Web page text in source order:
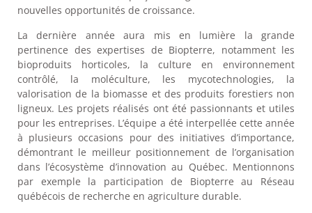
nouvelles opportunités de croissance.
La dernière année aura mis en lumière la grande
pertinence des expertises de Biopterre, notamment les
bioproduits horticoles, la culture en environnement
contrôlé, la moléculture, les mycotechnologies, la
valorisation de la biomasse et des produits forestiers non
ligneux. Les projets réalisés ont été passionnants et utiles
pour les entreprises. L’équipe a été interpellée cette année
à plusieurs occasions pour des initiatives d’importance,
démontrant le meilleur positionnement de l’organisation
dans l’écosystème d’innovation au Québec. Mentionnons
par exemple la participation de Biopterre au Réseau
québécois de recherche en agriculture durable.